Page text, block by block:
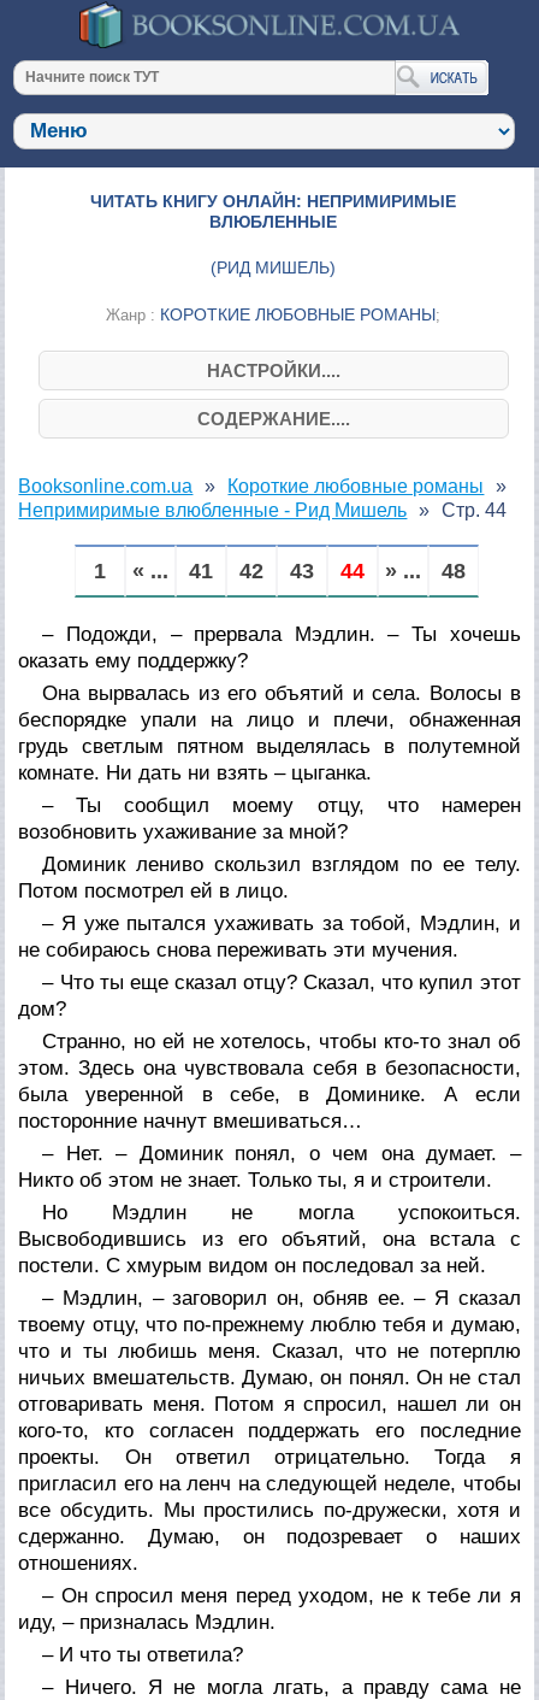
ЧИТАТЬ КНИГУ ОНЛАЙН: НЕПРИМИРИМЫЕ
ВЛЮБЛЕННЫЕ
(РИД МИШЕЛЬ)
Жанр : КОРОТКИЕ ЛЮБОВНЫЕ РОМАНЫ;
НАСТРОЙКИ....
СОДЕРЖАНИЕ....
Booksonline.com.ua
Короткие любовные романы
Непримиримые влюбленные - Рид Мишель
Стр. 44
1 « ... 41 42 43 44 » ... 48
– Подожди, – прервала Мэдлин. – Ты хочешь
оказать ему поддержку?
Она вырвалась из его объятий и села. Волосы в
беспорядке упали на лицо и плечи, обнаженная
грудь светлым пятном выделялась в полутемной
комнате. Ни дать ни взять – цыганка.
– Ты сообщил моему отцу, что намерен
возобновить ухаживание за мной?
Доминик лениво скользил взглядом по ее телу.
Потом посмотрел ей в лицо.
– Я уже пытался ухаживать за тобой, Мэдлин, и
не собираюсь снова переживать эти мучения.
– Что ты еще сказал отцу? Сказал, что купил этот
дом?
Странно, но ей не хотелось, чтобы кто-то знал об
этом. Здесь она чувствовала себя в безопасности,
была уверенной в себе, в Доминике. А если
посторонние начнут вмешиваться…
– Нет. – Доминик понял, о чем она думает. –
Никто об этом не знает. Только ты, я и строители.
Но Мэдлин не могла успокоиться.
Высвободившись из его объятий, она встала с
постели. С хмурым видом он последовал за ней.
– Мэдлин, – заговорил он, обняв ее. – Я сказал
твоему отцу, что по-прежнему люблю тебя и думаю,
что и ты любишь меня. Сказал, что не потерплю
ничьих вмешательств. Думаю, он понял. Он не стал
отговаривать меня. Потом я спросил, нашел ли он
кого-то, кто согласен поддержать его последние
проекты. Он ответил отрицательно. Тогда я
пригласил его на ленч на следующей неделе, чтобы
все обсудить. Мы простились по-дружески, хотя и
сдержанно. Думаю, он подозревает о наших
отношениях.
– Он спросил меня перед уходом, не к тебе ли я
иду, – призналась Мэдлин.
– И что ты ответила?
– Ничего. Я не могла лгать, а правду сама не